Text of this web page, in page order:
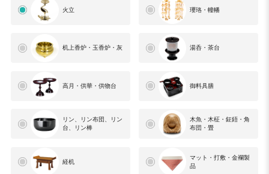
火立 瓔珞・幢幡
机上香炉・玉香炉・灰 湯呑・茶台
高月・供華・供物台 御料具膳
リン、リン布団、リン
台、リン棒
木魚・木柾・鉦鋙・角
布団・畳
経机
マット・打敷・金襴製
品